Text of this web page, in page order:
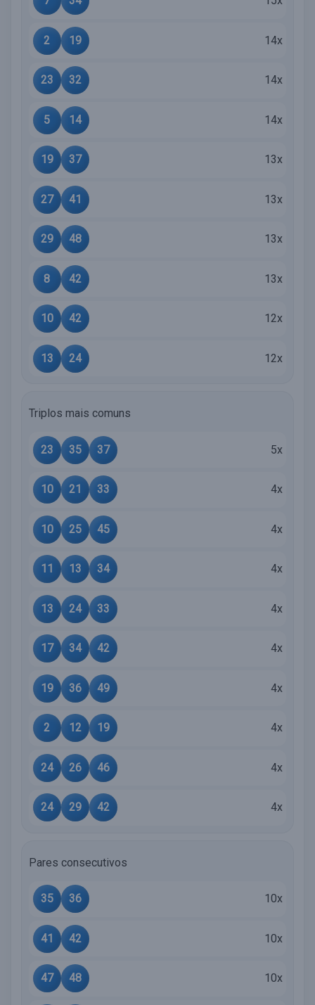
2 19 14x
23 32 14x
5 14 14x
19 37 13x
27 41 13x
29 48 13x
8 42 13x
10 42 12x
13 24 12x
Triplos mais comuns
23 35 37 5x
10 21 33 4x
10 25 45 4x
11 13 34 4x
13 24 33 4x
17 34 42 4x
19 36 49 4x
2 12 19 4x
24 26 46 4x
24 29 42 4x
Pares consecutivos
35 36 10x
41 42 10x
47 48 10x